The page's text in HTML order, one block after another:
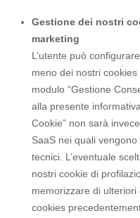
Gestione dei nostri
marketing
L’utente può
meno dei nostri
modulo “Gestione
alla presente
Cookie” non sarà
SaaS nei quali
tecnici. L’eventuale
nostri cookie di
memorizzare di
cookies